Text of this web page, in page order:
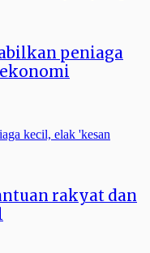
peniaga
rakyat dan